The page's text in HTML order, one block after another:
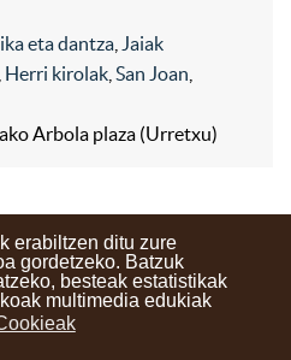
erabiltzen ditu zure
gordetzeko. Batzuk
besteak estatistikak
multimedia edukiak
eta dantza Jaiak
Herri kirolak San Joan
Arbola plaza (Urretxu)
Lege oharra
Berriak
iritzia